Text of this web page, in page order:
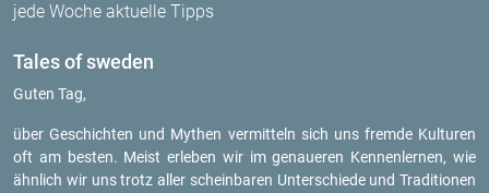
jede Woche aktuelle Tipps
Tales of swe­den
Guten Tag,
über Ge­schich­ten und My­then ver­mit­teln sich uns frem­de Kul­tu­ren
oft am bes­ten. Meist er­le­ben wir im ge­naue­ren Ken­nen­ler­nen, wie
ähn­lich wir uns trotz aller schein­ba­ren Un­ter­schie­de und Tra­di­tio­nen